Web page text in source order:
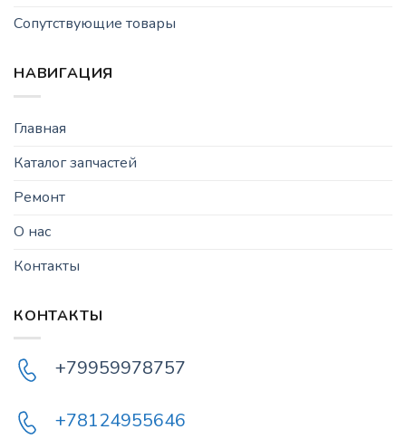
Сопутствующие товары
НАВИГАЦИЯ
Главная
Каталог запчастей
Ремонт
О нас
Контакты
КОНТАКТЫ
+79959978757
+78124955646